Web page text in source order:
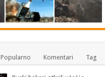
Popularno Komentari Tag